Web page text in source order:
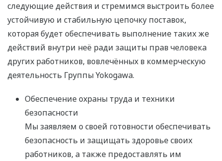
следующие действия и стремимся выстроить более
устойчивую и стабильную цепочку поставок,
которая будет обеспечивать выполнение таких же
действий внутри неё ради защиты прав человека
других работников, вовлечённых в коммерческую
деятельность Группы Yokogawa.
Обеспечение охраны труда и техники
безопасности
Мы заявляем о своей готовности обеспечивать
безопасность и защищать здоровье своих
работников, а также предоставлять им